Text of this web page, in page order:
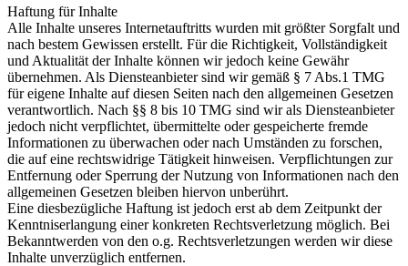
Haftung für Inhalte
Alle Inhalte unseres Internetauftritts wurden mit größter Sorgfalt und
nach bestem Gewissen erstellt. Für die Richtigkeit, Vollständigkeit
und Aktualität der Inhalte können wir jedoch keine Gewähr
übernehmen. Als Diensteanbieter sind wir gemäß § 7 Abs.1 TMG
für eigene Inhalte auf diesen Seiten nach den allgemeinen Gesetzen
verantwortlich. Nach §§ 8 bis 10 TMG sind wir als Diensteanbieter
jedoch nicht verpflichtet, übermittelte oder gespeicherte fremde
Informationen zu überwachen oder nach Umständen zu forschen,
die auf eine rechtswidrige Tätigkeit hinweisen. Verpflichtungen zur
Entfernung oder Sperrung der Nutzung von Informationen nach den
allgemeinen Gesetzen bleiben hiervon unberührt.
Eine diesbezügliche Haftung ist jedoch erst ab dem Zeitpunkt der
Kenntniserlangung einer konkreten Rechtsverletzung möglich. Bei
Bekanntwerden von den o.g. Rechtsverletzungen werden wir diese
Inhalte unverzüglich entfernen.